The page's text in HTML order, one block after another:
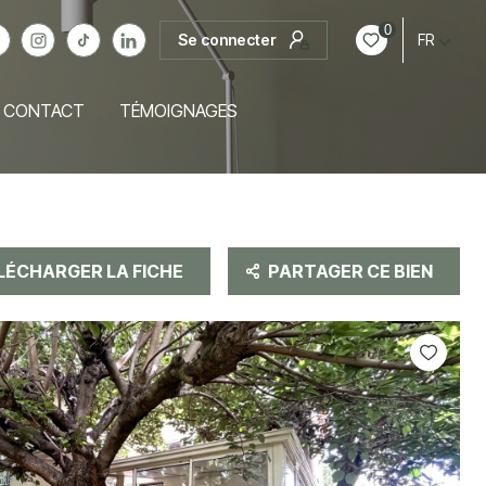
Se connecter
0
FR
CONTACT TÉMOIGNAGES
LA FICHE PARTAGER CE BIEN